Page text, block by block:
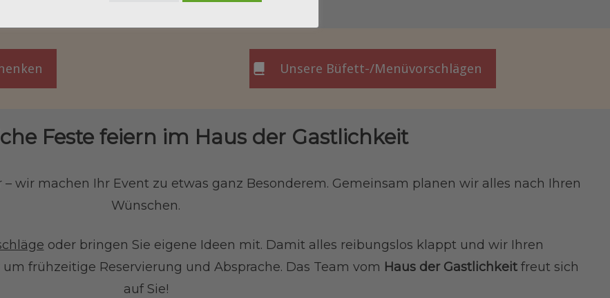
Unsere Büfett-/Menüvorschlägen
Feste feiern im Haus der Gastlichkeit
wir machen Ihr Event zu etwas ganz Besonderem. Gemeinsam planen wir alles nach Ihren
Wünschen.
oder bringen Sie eigene Ideen mit. Damit alles reibungslos klappt und wir Ihren
frühzeitige Reservierung und Absprache. Das Team vom Haus der Gastlichkeitfreut sich
auf Sie!